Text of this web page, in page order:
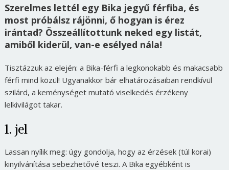
Szerelmes lettél egy Bika jegyű férfiba, és
most próbálsz rájönni, ő hogyan is érez
irántad? Összeállítottunk neked egy listát,
amiből kiderül, van-e esélyed nála!
Tisztázzuk az elején: a Bika-férfi a legkonokabb és makacsabb
férfi mind közül! Ugyanakkor bár elhatározásaiban rendkívül
szilárd, a keménységet mutató viselkedés érzékeny
lelkivilágot takar.
1. jel
Lassan nyílik meg: úgy gondolja, hogy az érzések (túl korai)
kinyilvánítása sebezhetővé teszi. A Bika egyébként is